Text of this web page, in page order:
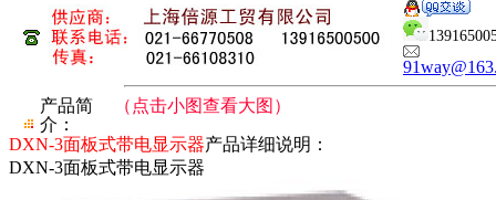
产品简
介：
（点击小图查看大图）
DXN-3面板式带电显示器产品详细说明：
DXN-3面板式带电显示器